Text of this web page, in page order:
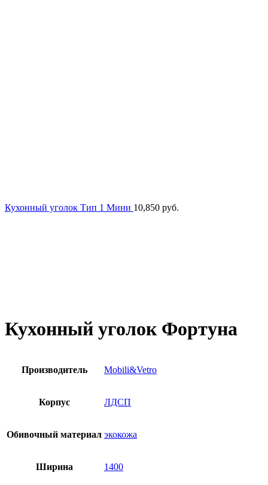
Кухонный уголок Тип 1 Мини 10,850 руб.
Кухонный уголок Фортуна
Производитель Mobili&Vetro
Корпус ЛДСП
Обивочный материал экокожа
Ширина 1400